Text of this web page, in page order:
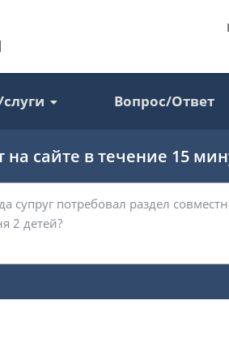
Вопрос/Ответ
сайте в течение 15